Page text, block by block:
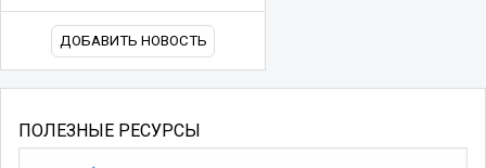
ДОБАВИТЬ НОВОСТЬ
ПОЛЕЗНЫЕ РЕСУРСЫ